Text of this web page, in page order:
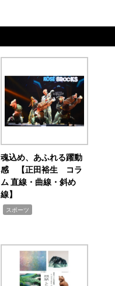
魂込め、あふれる躍動
感 【正田裕生 コラ
ム 直線・曲線・斜め
線】
スポーツ